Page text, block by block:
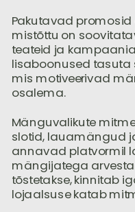
Pakutavad
mistõttu on
teateid ja
lisaboonused tasuta
mis motiveerivad
osalema.
Mänguvalikute
slotid, lauamängud
annavad platvormil
mängijatega
tõstetakse, kinnitab
lojaalsuse katab